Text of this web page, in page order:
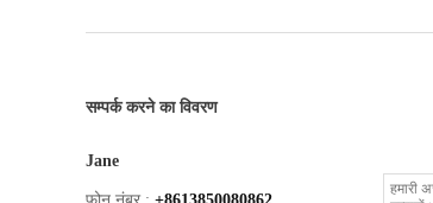
सम्पर्क करने का विवरण
Jane